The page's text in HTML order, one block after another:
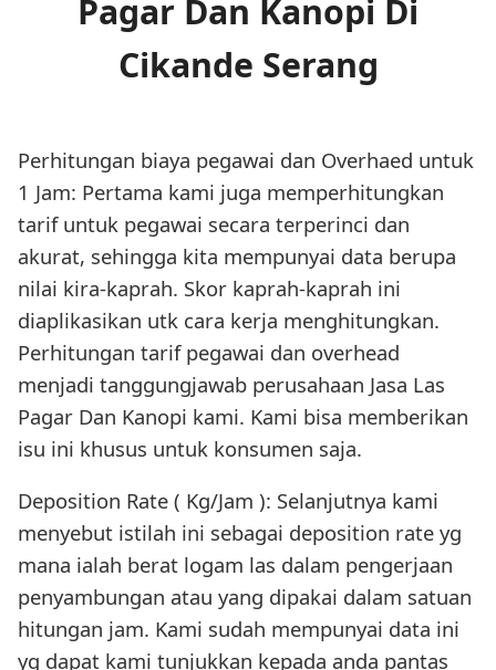
Pagar Dan Kanopi Di
Cikande Serang
Perhitungan biaya pegawai dan Overhaed untuk
1 Jam: Pertama kami juga memperhitungkan
tarif untuk pegawai secara terperinci dan
akurat, sehingga kita mempunyai data berupa
nilai kira-kaprah. Skor kaprah-kaprah ini
diaplikasikan utk cara kerja menghitungkan.
Perhitungan tarif pegawai dan overhead
menjadi tanggungjawab perusahaan Jasa Las
Pagar Dan Kanopi kami. Kami bisa memberikan
isu ini khusus untuk konsumen saja.
Deposition Rate ( Kg/Jam ): Selanjutnya kami
menyebut istilah ini sebagai deposition rate yg
mana ialah berat logam las dalam pengerjaan
penyambungan atau yang dipakai dalam satuan
hitungan jam. Kami sudah mempunyai data ini
yg dapat kami tunjukkan kepada anda pantas